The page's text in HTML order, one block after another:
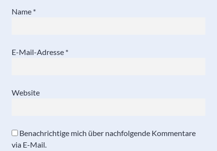
Name *
E-Mail-Adresse *
Website
Benachrichtige mich über nachfolgende Kommentare
via E-Mail.